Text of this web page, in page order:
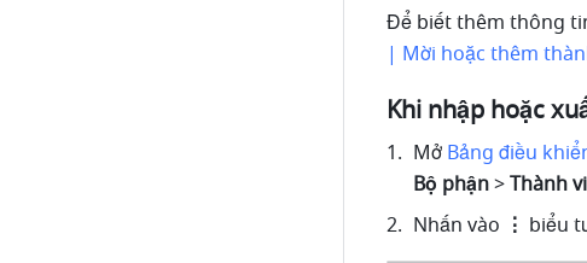
Để biết thêm thông
| Mời hoặc thêm
Khi nhập hoặc
Mở Bảng điều
Bộ phận > Thành
Nhấn vào ⋮ biểu